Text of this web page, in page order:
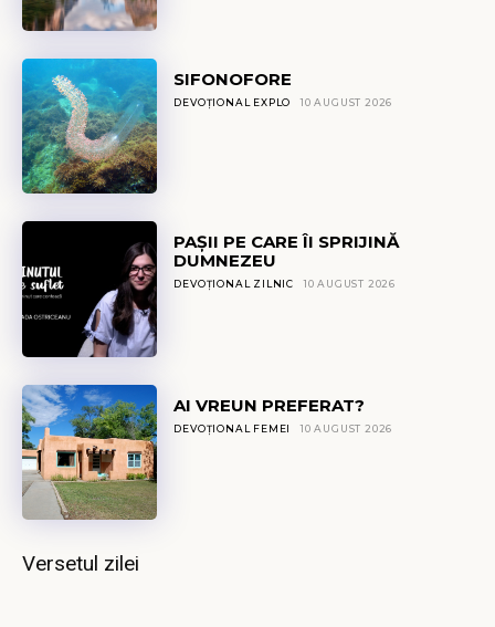
SIFONOFORE
DEVOȚIONAL EXPLO 10 AUGUST 2026
PAȘII PE CARE ÎI SPRIJINĂ
DUMNEZEU
DEVOȚIONAL ZILNIC 10 AUGUST 2026
AI VREUN PREFERAT?
DEVOȚIONAL FEMEI 10 AUGUST 2026
Versetul zilei